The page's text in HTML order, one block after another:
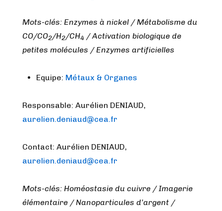
Mots-clés: Enzymes à nickel / Métabolisme du
CO/CO2/H2/CH4 / Activation biologique de
petites molécules / Enzymes artificielles
Equipe: Métaux & Organes
Responsable: Aurélien DENIAUD,
aurelien.deniaud@cea.fr
Contact: Aurélien DENIAUD,
aurelien.deniaud@cea.fr
Mots-clés: Homéostasie du cuivre / Imagerie
élémentaire / Nanoparticules d’argent /